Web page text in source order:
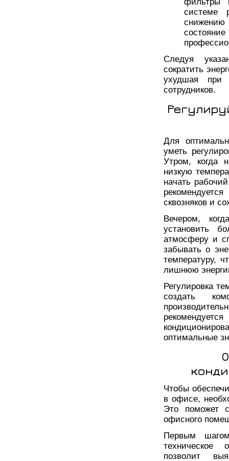
системе
Следуя
сократить
ухудшая при
сотрудников.
Для
уметь
Утром, когда
низкую
начать
сквозняков и
Вечером,
установить
атмосферу и
забывать о
температуру,
лишнюю
Регулировка
создать
оптимальные
Чтобы
в офисе,
Это поможет
офисного
Первым
техническое
позволит